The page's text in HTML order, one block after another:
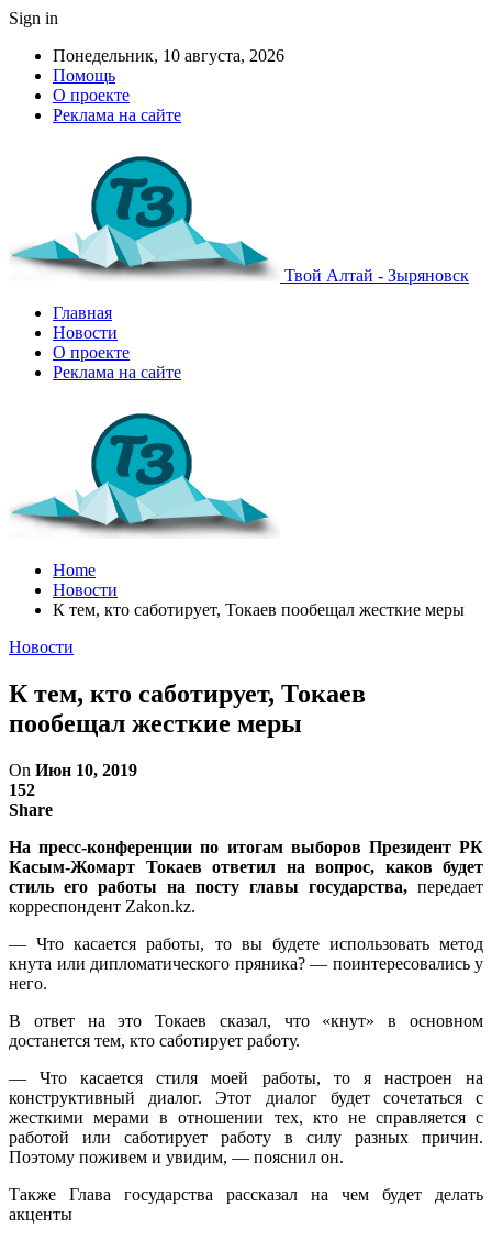
Sign in
Понедельник, 10 августа, 2026
Помощь
О проекте
Реклама на сайте
Твой Алтай - Зыряновск
Главная
Новости
О проекте
Реклама на сайте
Home
Новости
К тем, кто саботирует, Токаев пообещал жесткие меры
Новости
К тем, кто саботирует, Токаев
пообещал жесткие меры
On Июн 10, 2019
152
Share
На пресс-конференции по итогам выборов Президент РК
Касым-Жомарт Токаев ответил на вопрос, каков будет
стиль его работы на посту главы государства, передает
корреспондент Zakon.kz.
— Что касается работы, то вы будете использовать метод
кнута или дипломатического пряника? — поинтересовались у
него.
В ответ на это Токаев сказал, что «кнут» в основном
достанется тем, кто саботирует работу.
— Что касается стиля моей работы, то я настроен на
конструктивный диалог. Этот диалог будет сочетаться с
жесткими мерами в отношении тех, кто не справляется с
работой или саботирует работу в силу разных причин.
Поэтому поживем и увидим, — пояснил он.
Также Глава государства рассказал на чем будет делать
акценты